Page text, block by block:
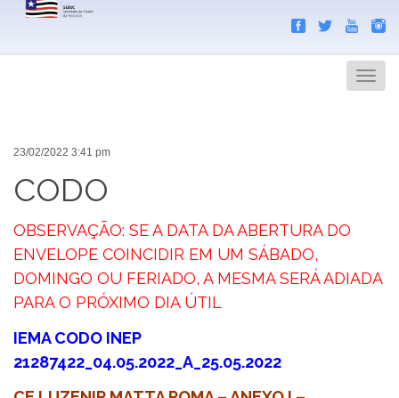
Menu
23/02/2022 3:41 pm
CODO
OBSERVAÇÃO: SE A DATA DA ABERTURA DO
ENVELOPE COINCIDIR EM UM SÁBADO,
DOMINGO OU FERIADO, A MESMA SERÁ ADIADA
PARA O PRÓXIMO DIA ÚTIL
IEMA CODO INEP
21287422_04.05.2022_A_25.05.2022